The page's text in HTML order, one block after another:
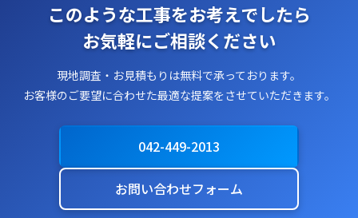
このような工事をお考えでしたら
お気軽にご相談ください
現地調査・お見積もりは無料で承っております。
お客様のご要望に合わせた最適な提案をさせていただきます。
042-449-2013
お問い合わせフォーム